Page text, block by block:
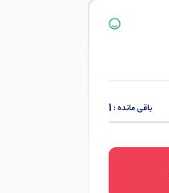
باقی مانده :1